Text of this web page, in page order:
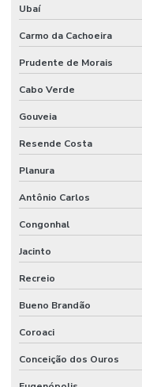
Ubaí
Carmo da Cachoeira
Prudente de Morais
Cabo Verde
Gouveia
Resende Costa
Planura
Antônio Carlos
Congonhal
Jacinto
Recreio
Bueno Brandão
Coroaci
Conceição dos Ouros